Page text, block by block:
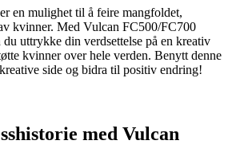
en mulighet til å feire mangfoldet,
kvinner. Med Vulcan FC500/FC700
uttrykke din verdsettelse på en kreativ
kvinner over hele verden. Benytt denne
side og bidra til positiv endring!
med Vulcan